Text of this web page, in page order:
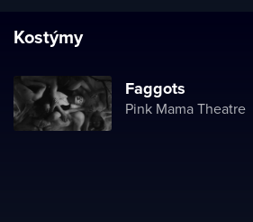
Kostýmy
Faggots
Pink Mama Theatre